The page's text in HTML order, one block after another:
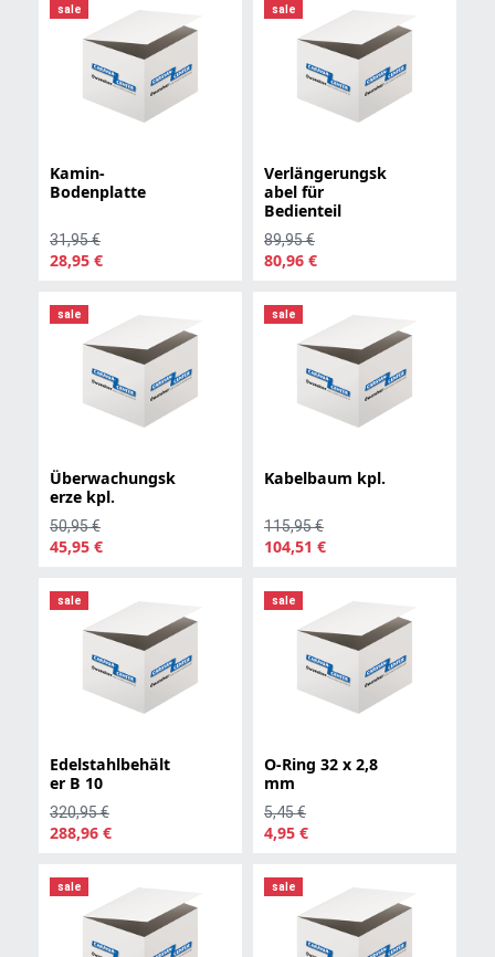
sale
Kamin-
Bodenplatte
31,95 €
28,95 €
sale
Verlängerungsk
abel für
Bedienteil
89,95 €
80,96 €
sale
Überwachungsk
erze kpl.
50,95 €
45,95 €
sale
Kabelbaum kpl.
115,95 €
104,51 €
sale
Edelstahlbehält
er B 10
320,95 €
288,96 €
sale
O-Ring 32 x 2,8
mm
5,45 €
4,95 €
sale sale